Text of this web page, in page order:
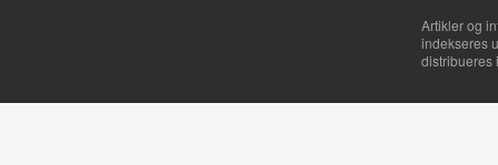
Artikler og
indekseres
distribueres